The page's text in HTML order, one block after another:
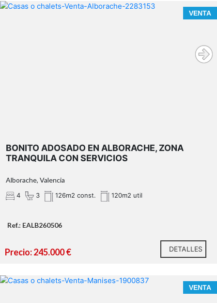
VENTA
BONITO ADOSADO EN ALBORACHE, ZONA
TRANQUILA CON SERVICIOS
Alborache, Valencia
4 3 126m2 const. 120m2 util
Ref.: EALB260506
Precio: 245.000 € DETALLES
VENTA